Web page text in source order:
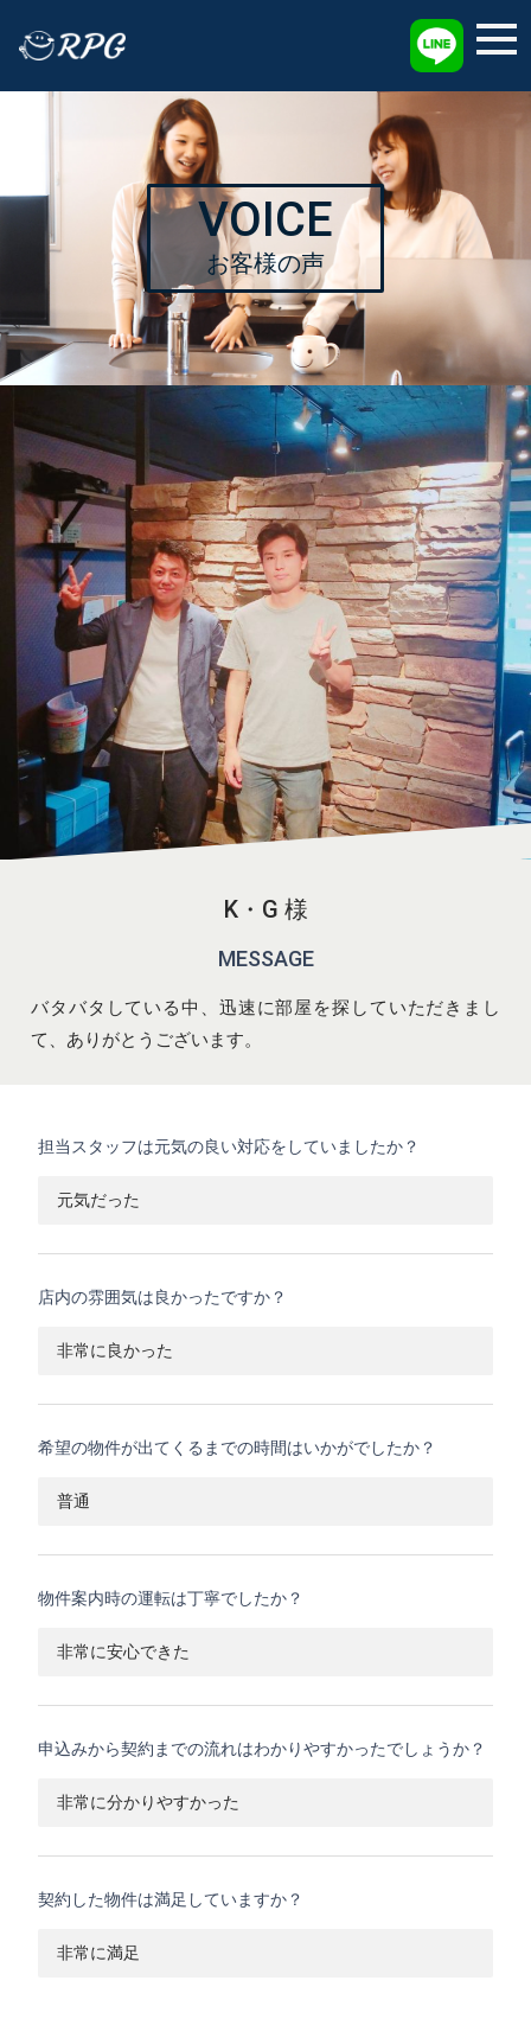
VOICE
お客様の声
K・G 様
MESSAGE
バタバタしている中、迅速に部屋を探していただきまし
て、ありがとうございます。
担当スタッフは元気の良い対応をしていましたか？
元気だった
店内の雰囲気は良かったですか？
非常に良かった
希望の物件が出てくるまでの時間はいかがでしたか？
普通
物件案内時の運転は丁寧でしたか？
非常に安心できた
申込みから契約までの流れはわかりやすかったでしょうか？
非常に分かりやすかった
契約した物件は満足していますか？
非常に満足